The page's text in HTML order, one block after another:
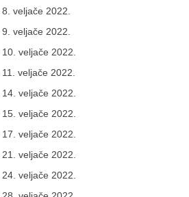
veljače 2022.
veljače 2022.
veljače 2022.
veljače 2022.
veljače 2022.
veljače 2022.
veljače 2022.
veljače 2022.
veljače 2022.